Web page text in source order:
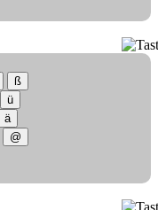
ß
ü
ä
@